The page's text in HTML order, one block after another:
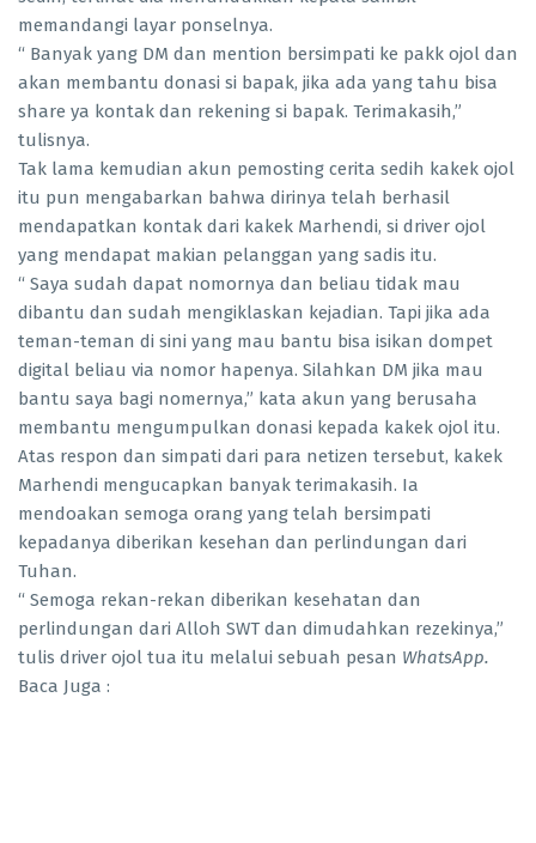
memandangi layar ponselnya.
“ Banyak yang DM dan mention bersimpati ke pakk ojol dan
akan membantu donasi si bapak, jika ada yang tahu bisa
share ya kontak dan rekening si bapak. Terimakasih,”
tulisnya.
Tak lama kemudian akun pemosting cerita sedih kakek ojol
itu pun mengabarkan bahwa dirinya telah berhasil
mendapatkan kontak dari kakek Marhendi, si driver ojol
yang mendapat makian pelanggan yang sadis itu.
“ Saya sudah dapat nomornya dan beliau tidak mau
dibantu dan sudah mengiklaskan kejadian. Tapi jika ada
teman-teman di sini yang mau bantu bisa isikan dompet
digital beliau via nomor hapenya. Silahkan DM jika mau
bantu saya bagi nomernya,” kata akun yang berusaha
membantu mengumpulkan donasi kepada kakek ojol itu.
Atas respon dan simpati dari para netizen tersebut, kakek
Marhendi mengucapkan banyak terimakasih. Ia
mendoakan semoga orang yang telah bersimpati
kepadanya diberikan kesehan dan perlindungan dari
Tuhan.
“ Semoga rekan-rekan diberikan kesehatan dan
perlindungan dari Alloh SWT dan dimudahkan rezekinya,”
tulis driver ojol tua itu melalui sebuah pesan WhatsApp.
Baca Juga :